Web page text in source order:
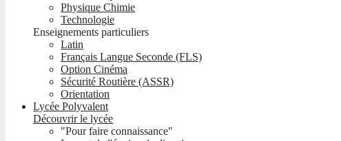
Physique Chimie
Technologie
Enseignements particuliers
Latin
Français Langue Seconde (FLS)
Option Cinéma
Sécurité Routière (ASSR)
Orientation
Lycée Polyvalent
Découvrir le lycée
"Pour faire connaissance"